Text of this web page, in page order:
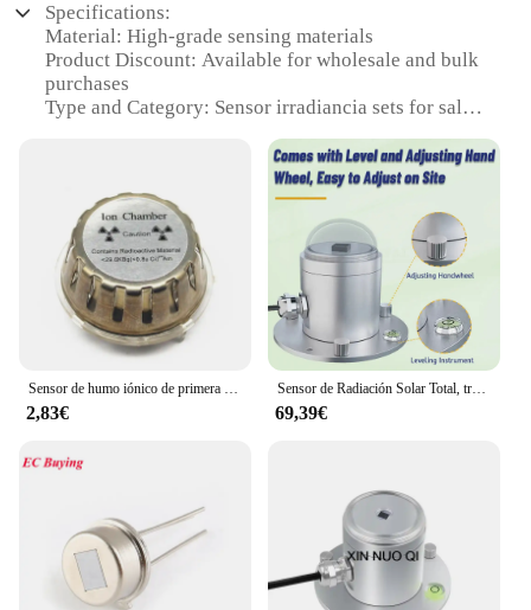
Specifications:
Material: High-grade sensing materials
Product Discount: Available for wholesale and bulk
purchases
Type and Category: Sensor irradiancia sets for sale
Usage and Purpose: Measure and monitor irradiance
Typical Adaptive Scenario: Suitable for various
environmental conditions
Shape or Size or Weight or Quantity: Lightweight
and portable for easy handling
Performance and Property: Precise and reliable
sensor readings
Parts and Accessories: Includes all necessary
components for installation
Features:
The sensor irradiancia sets are designed to deliver
accurate and reliable measurements of irradiance
levels, making them an essential tool for
professionals in various fields. These sets are not
just about sensing; they are about precision and
Sensor de humo iónico de primera calidad, NIS-07, protege tu vida y tu propiedad, con sensibilidad, utilizado como fuente de detección de radiación
2,83€
Sensor de Radiación Solar Total, transmisor, iluminómetro, radiómetro de reflexión, Detector para exteriores, RS485, 0-5V, 0-10V, salida de 4-20ma
69,39€